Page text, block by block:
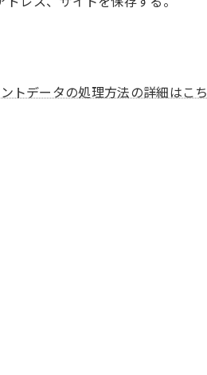
トデータの処理方法の詳細はこち